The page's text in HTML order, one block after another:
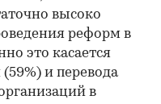
высоко
реформ в
это касается
и перевода
в